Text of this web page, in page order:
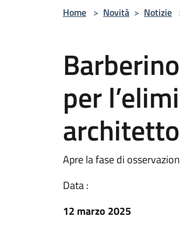
Home > Novità > Notizie
per
Apre la fase di
Data :
12 marzo 2025